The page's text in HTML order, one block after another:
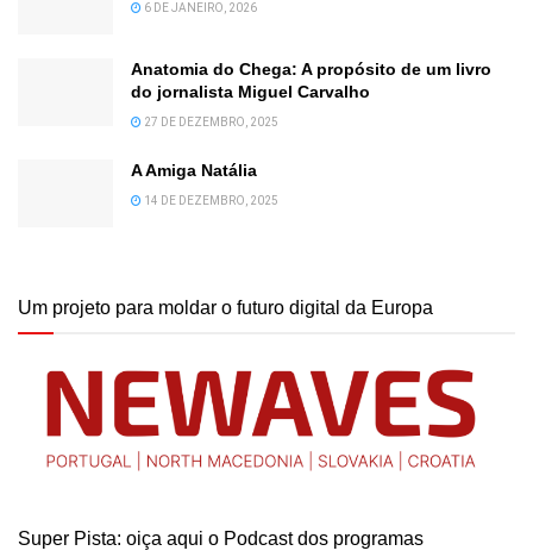
6 DE JANEIRO, 2026
Anatomia do Chega: A propósito de um livro
do jornalista Miguel Carvalho
27 DE DEZEMBRO, 2025
A Amiga Natália
14 DE DEZEMBRO, 2025
Um projeto para moldar o futuro digital da Europa
Super Pista: oiça aqui o Podcast dos programas